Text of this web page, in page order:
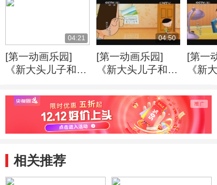
04:21
[第一动画乐园]
《新大头儿子和小
季） 好朋友
04:50
[第一动画乐园]
《新大头儿子和小
季） 戴眼镜的大
头儿子
[第一
《新
季）
旧玩具
相关推荐